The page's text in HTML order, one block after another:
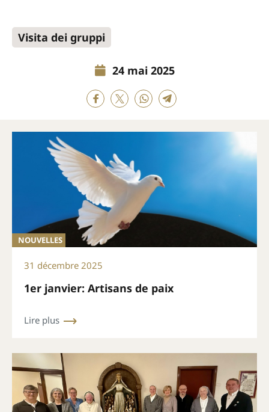
Visita dei gruppi
24 mai 2025
NOUVELLES
31 décembre 2025
1er janvier: Artisans de paix
Lire plus